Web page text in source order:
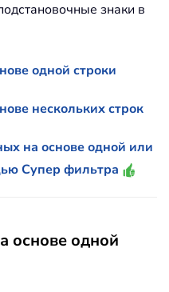
знаки в
одной строки
нескольких строк
на основе одной или
Супер фильтра
основе одной